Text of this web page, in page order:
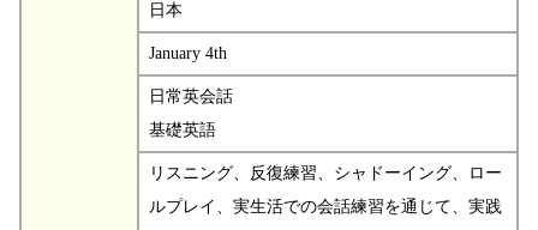
日本
January 4th
日常英会話
基礎英語
リスニング、反復練習、シャドーイング、ロー
ルプレイ、実生活での会話練習を通じて、実践